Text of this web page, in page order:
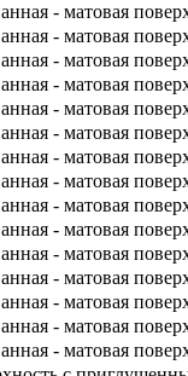
- матовая
- матовая
- матовая
- матовая
- матовая
- матовая
- матовая
- матовая
- матовая
- матовая
- матовая
- матовая
- матовая
- матовая
- матовая